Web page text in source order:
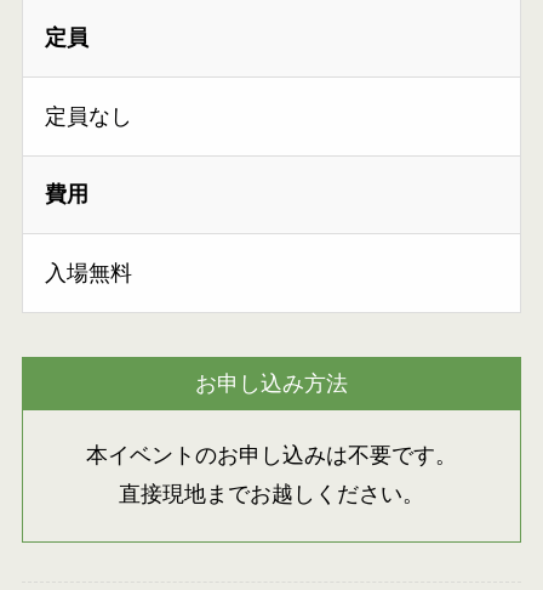
定員
定員なし
費用
入場無料
お申し込み方法
本イベントのお申し込みは不要です。
直接現地までお越しください。